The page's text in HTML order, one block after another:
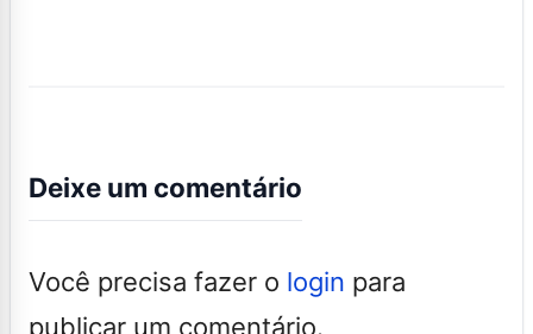
Deixe um comentário
Você precisa fazer o login para
publicar um comentário.